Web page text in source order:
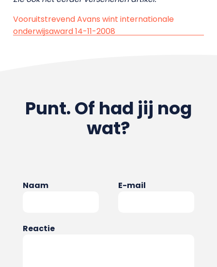
Vooruitstrevend Avans wint internationale
onderwijsaward 14-11-2008
Punt. Of had jij nog
wat?
Naam E-mail
Reactie